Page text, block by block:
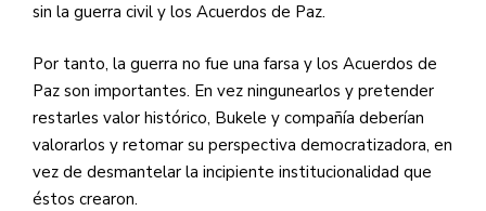
sin la guerra civil y los Acuerdos de Paz.
Por tanto, la guerra no fue una farsa y los Acuerdos de
Paz son importantes. En vez ningunearlos y pretender
restarles valor histórico, Bukele y compañía deberían
valorarlos y retomar su perspectiva democratizadora, en
vez de desmantelar la incipiente institucionalidad que
éstos crearon.